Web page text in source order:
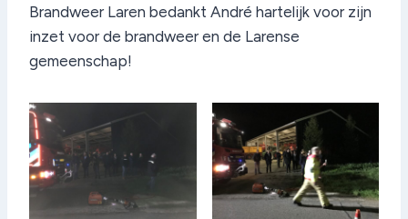
Brandweer Laren bedankt André hartelijk voor zijn
inzet voor de brandweer en de Larense
gemeenschap!